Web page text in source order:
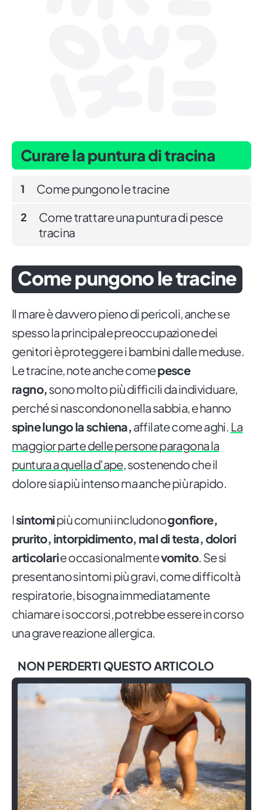
Curare la puntura di tracina
1 Come pungono le tracine
2
Come trattare una puntura di pesce
tracina
Come pungono le tracine
Il mare è davvero pieno di pericoli, anche se
spesso la principale preoccupazione dei
genitori è proteggere i bambini dalle meduse.
Le tracine, note anche comepesce
ragno, sono molto più difficili da individuare,
perché si nascondono nella sabbia, e hanno
spine lungo la schiena, affilate come aghi. La
maggior parte delle persone paragona la
puntura a quella d'ape, sostenendo che il
dolore sia più intenso ma anche più rapido.
Isintomipiù comuni includonogonfiore,
prurito, intorpidimento, mal di testa, dolori
articolarie occasionalmentevomito. Se si
presentano sintomi più gravi, come difficoltà
respiratorie, bisogna immediatamente
chiamare i soccorsi, potrebbe essere in corso
una grave reazione allergica.
NON PERDERTI QUESTO ARTICOLO